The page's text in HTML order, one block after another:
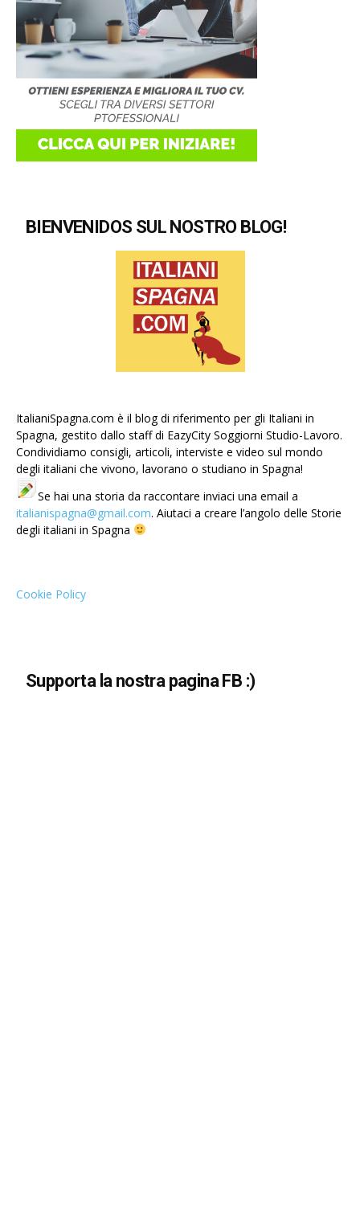
BIENVENIDOS SUL NOSTRO BLOG!
ItalianiSpagna.com è il blog di riferimento per gli Italiani in
Spagna, gestito dallo staff di EazyCity Soggiorni Studio-Lavoro.
Condividiamo consigli, articoli, interviste e video sul mondo
degli italiani che vivono, lavorano o studiano in Spagna!
Se hai una storia da raccontare inviaci una email a
italianispagna@gmail.com. Aiutaci a creare l’angolo delle Storie
degli italiani in Spagna
Cookie Policy
Supporta la nostra pagina FB :)